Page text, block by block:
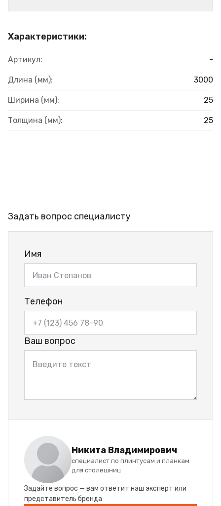
Характеристики:
Артикул: -
Длина (мм): 3000
Ширина (мм): 25
Толщина (мм): 25
Задать вопрос специалисту
Имя
Телефон
Ваш вопрос
Никита Владимирович
специалист по плинтусам и планкам
для столешниц
Задайте вопрос — вам ответит наш эксперт или
представитель бренда